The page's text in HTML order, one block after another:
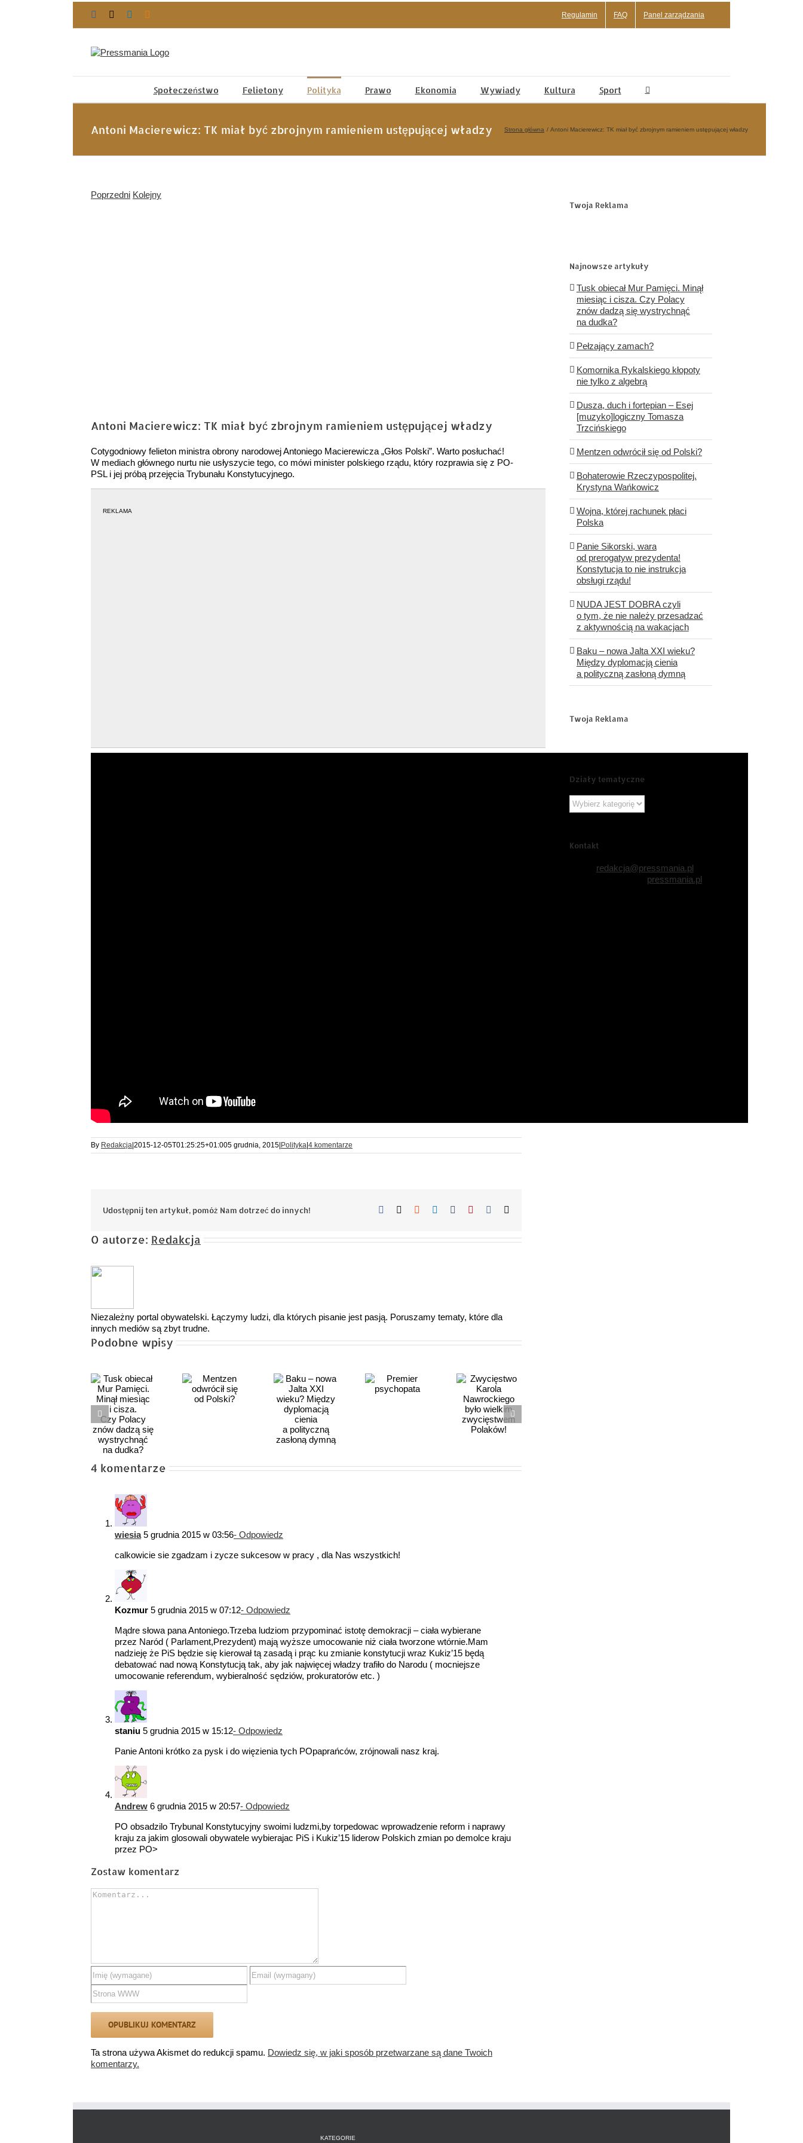
Facebook LinkedIn Regulamin FAQ Panel zarządzania
Społeczeństwo Felietony Polityka Prawo Ekonomia Wywiady Kultura Sport
Antoni Macierewicz: TK miał być zbrojnym ramieniem ustępującej władzy Strona główna Antoni Macierewicz: TK miał być zbrojnym ramieniem ustępującej władzy
Poprzedni Kolejny
Antoni Macierewicz: TK miał być zbrojnym ramieniem ustępującej władzy
Cotygodniowy felieton ministra obrony narodowej Antoniego Macierewicza „Głos Polski”. Warto posłuchać!
W mediach głównego nurtu nie usłyszycie tego, co mówi minister polskiego rządu, który rozprawia się z PO-
PSL i jej próbą przejęcia Trybunału Konstytucyjnego.
REKLAMA
By Redakcja 2015-12-05T01:25:25+01:005 grudnia, 2015 Polityka 4 komentarze
Udostępnij ten artykuł, pomóż Nam dotrzeć do innych! Facebook Reddit LinkedIn
TumblrPinterest
O autorze: Redakcja
Niezależny portal obywatelski. Łączymy ludzi, dla których pisanie jest pasją. Poruszamy tematy, które dla
innych mediów są zbyt trudne.
Podobne wpisy
Mentzen
odwrócił
się
od Polski?
Baku –
nowa Jalta
zasłoną
Premier
psychopata
Zwycięstwo
4 komentarze
wiesia5 grudnia 2015 w 03:56- Odpowiedz
calkowicie sie zgadzam i zycze sukcesow w pracy , dla Nas wszystkich!
Kozmur 5 grudnia 2015 w 07:12- Odpowiedz
Mądre słowa pana Antoniego.Trzeba ludziom przypominać istotę demokracji – ciała wybierane
przez Naród ( Parlament,Prezydent) mają wyższe umocowanie niż ciała tworzone wtórnie.Mam
nadzieję że PiS będzie się kierował tą zasadą i prąc ku zmianie konstytucji wraz Kukiz’15 będą
debatować nad nową Konstytucją tak, aby jak najwięcej władzy trafiło do Narodu ( mocniejsze
umocowanie referendum, wybieralność sędziów, prokuratorów etc. )
staniu 5 grudnia 2015 w 15:12- Odpowiedz
Panie Antoni krótko za pysk i do więzienia tych POpaprańców, zrójnowali nasz kraj.
Andrew 6 grudnia 2015 w 20:57- Odpowiedz
PO obsadzilo Trybunal Konstytucyjny swoimi ludzmi,by torpedowac wprowadzenie reform i naprawy
kraju za jakim glosowali obywatele wybierajac PiS i Kukiz’15 liderow Polskich zmian po demolce kraju
przez PO>
Zostaw komentarz
Comment
Ta strona używa Akismet do redukcji spamu. Dowiedz się, w jaki sposób przetwarzane są dane Twoich
komentarzy.
Twoja Reklama
Najnowsze artykuły
Tusk obiecał Mur Pamięci. Minął
miesiąc i cisza. Czy Polacy
znów dadzą się wystrychnąć
na dudka?
Pełzający zamach?
Komornika Rykalskiego kłopoty
nie tylko z algebrą
Dusza, duch i fortepian – Esej
[muzyko]logiczny Tomasza
Trzcińskiego
Mentzen odwrócił się od Polski?
Bohaterowie Rzeczypospolitej.
Krystyna Wańkowicz
Wojna, której rachunek płaci
Polska
Panie Sikorski, wara
od prerogatyw prezydenta!
Konstytucja to nie instrukcja
obsługi rządu!
NUDA JEST DOBRA czyli
o tym, że nie należy przesadzać
z aktywnością na wakacjach
Baku – nowa Jalta XXI wieku?
Między dyplomacją cienia
a polityczną zasłoną dymną
Twoja Reklama
Działy tematyczne
Działy
tematyczne
Kontakt
redakcja@pressmania.pl
pressmania.pl
KATEGORIE